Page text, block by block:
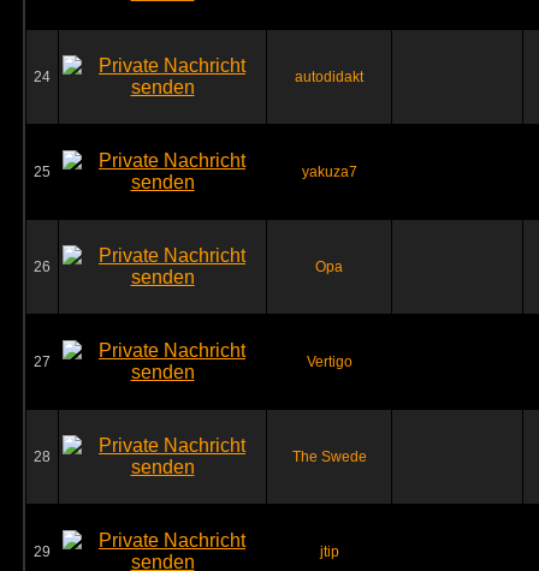
24 autodidakt
25 yakuza7
26 Opa
27 Vertigo
28 The Swede
29 jtip